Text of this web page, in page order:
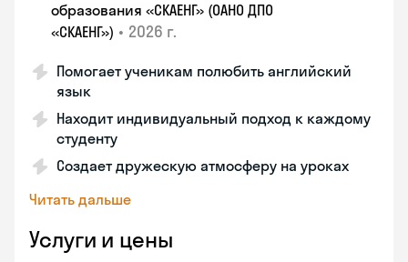
образования «СКАЕНГ» (ОАНО ДПО
«СКАЕНГ») • 2026 г.
Помогает ученикам полюбить английский
язык
Находит индивидуальный подход к каждому
студенту
Создает дружескую атмосферу на уроках
Читать дальше
Услуги и цены